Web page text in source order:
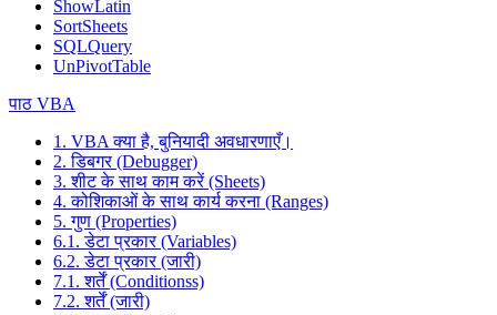
ShowLatin
SortSheets
SQLQuery
UnPivotTable
पाठ VBA
1. VBA क्या है, बुनियादी अवधारणाएँ।
2. डिबगर (Debugger)
3. शीट के साथ काम करें (Sheets)
4. कोशिकाओं के साथ कार्य करना (Ranges)
5. गुण (Properties)
6.1. डेटा प्रकार (Variables)
6.2. डेटा प्रकार (जारी)
7.1. शर्तें (Conditionss)
7.2. शर्तें (जारी)